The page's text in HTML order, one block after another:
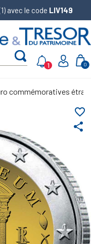
avec le code LIV149
0
1
commémoratives
share
favorite_border